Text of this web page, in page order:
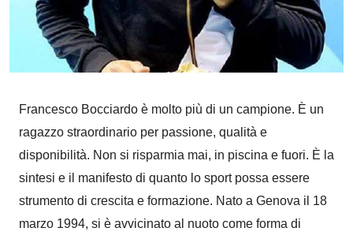
Francesco Bocciardo è molto più di un campione. È un
ragazzo straordinario per passione, qualità e
disponibilità. Non si risparmia mai, in piscina e fuori. È la
sintesi e il manifesto di quanto lo sport possa essere
strumento di crescita e formazione. Nato a Genova il 18
marzo 1994, si è avvicinato al nuoto come forma di